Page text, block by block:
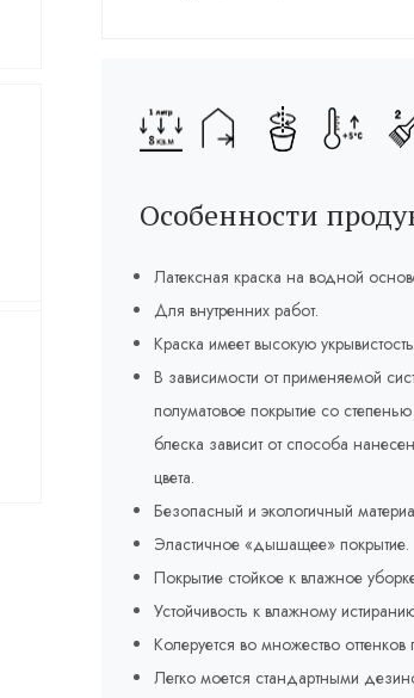
Особенности
Латексная краска на водной
Для внутренних работ.
Краска имеет высокую
В зависимости от применяемой
полуматовое покрытие со
блеска зависит от способа
цвета.
Безопасный и экологичный
Эластичное «дышащее» покрытие.
Покрытие стойкое к влажное
Устойчивость к влажному
Колеруется во множество
Легко моется стандартными